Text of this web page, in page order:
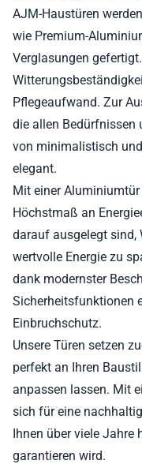
AJM-Haustüren
wie Premium-
Verglasungen
Pflegeaufwand. Zur
die allen Bedürfnissen
von minimalistisch
elegant.
Mit einer
Höchstmaß an
darauf ausgelegt sind,
wertvolle Energie zu
dank modernster
Sicherheitsfunktionen
Einbruchschutz.
Unsere Türen setzen
perfekt an Ihren
anpassen lassen. Mit
sich für eine
Ihnen über viele Jahre
garantieren wird.